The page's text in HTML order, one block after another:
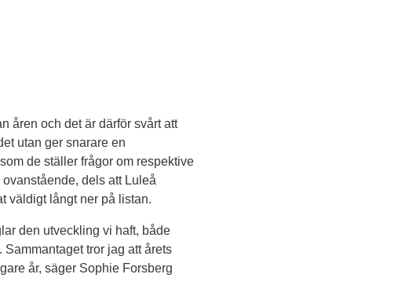
åren och det är därför svårt att
utan ger snarare en
de ställer frågor om respektive
dels att Luleå
väldigt långt ner på listan.
den utveckling vi haft, både
tror jag att årets
år, säger Sophie Forsberg